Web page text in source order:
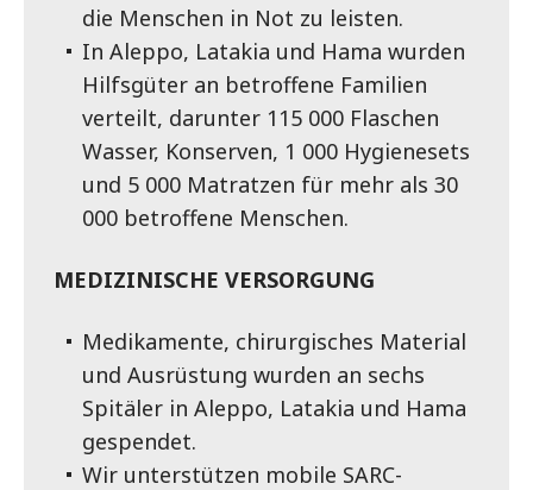
die Menschen in Not zu leisten.
In Aleppo, Latakia und Hama wurden
Hilfsgüter an betroffene Familien
verteilt, darunter 115 000 Flaschen
Wasser, Konserven, 1 000 Hygienesets
und 5 000 Matratzen für mehr als 30
000 betroffene Menschen.
MEDIZINISCHE VERSORGUNG
Medikamente, chirurgisches Material
und Ausrüstung wurden an sechs
Spitäler in Aleppo, Latakia und Hama
gespendet.
Wir unterstützen mobile SARC-